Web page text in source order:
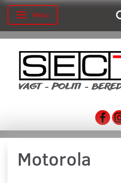
Toggle navigation
Menu
Motorola